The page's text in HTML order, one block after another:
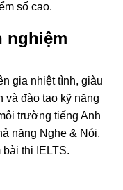
số cao.
nghiệm
gia nhiệt tình, giàu
và đào tạo kỹ năng
trường tiếng Anh
năng Nghe & Nói,
thi IELTS.